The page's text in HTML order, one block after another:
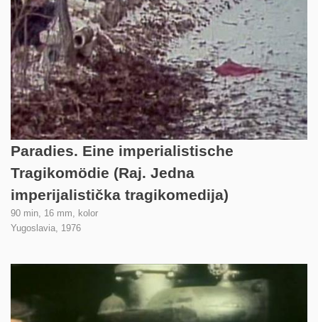
Paradies. Eine imperialistische
Tragikomödie (Raj. Jedna
imperijalistička tragikomedija)
90 min, 16 mm, kolor
Yugoslavia, 1976